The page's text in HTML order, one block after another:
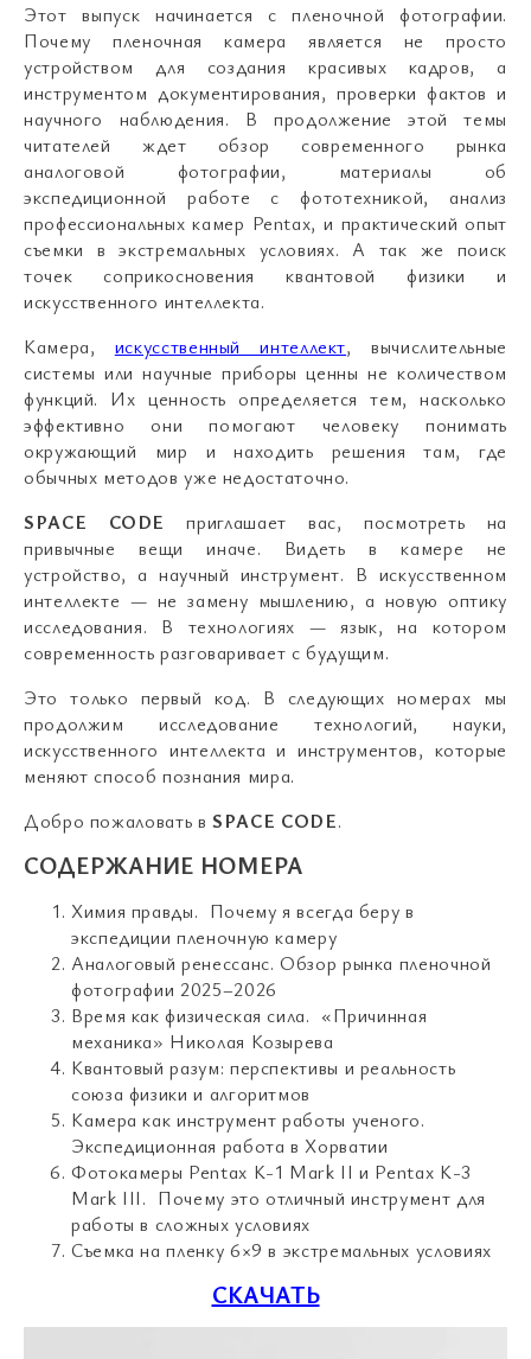
Этот выпуск начинается с пленочной фотографии.
Почему пленочная камера является не просто
устройством для создания красивых кадров, а
инструментом документирования, проверки фактов и
научного наблюдения. В продолжение этой темы
читателей ждет обзор современного рынка
аналоговой фотографии, материалы об
экспедиционной работе с фототехникой, анализ
профессиональных камер Pentax, и практический опыт
съемки в экстремальных условиях. А так же поиск
точек соприкосновения квантовой физики и
искусственного интеллекта.
Камера, искусственный интеллект, вычислительные
системы или научные приборы ценны не количеством
функций. Их ценность определяется тем, насколько
эффективно они помогают человеку понимать
окружающий мир и находить решения там, где
обычных методов уже недостаточно.
SPACE CODE приглашает вас, посмотреть на
привычные вещи иначе. Видеть в камере не
устройство, а научный инструмент. В искусственном
интеллекте — не замену мышлению, а новую оптику
исследования. В технологиях — язык, на котором
современность разговаривает с будущим.
Это только первый код. В следующих номерах мы
продолжим исследование технологий, науки,
искусственного интеллекта и инструментов, которые
меняют способ познания мира.
Добро пожаловать вSPACE CODE.
СОДЕРЖАНИЕ НОМЕРА
Химия правды. Почему я всегда беру в
экспедиции пленочную камеру
Аналоговый ренессанс. Обзор рынка пленочной
фотографии 2025–2026
Время как физическая сила. «Причинная
механика» Николая Козырева
Квантовый разум: перспективы и реальность
союза физики и алгоритмов
Камера как инструмент работы ученого.
Экспедиционная работа в Хорватии
Фотокамеры Pentax K-1 Mark II и Pentax K-3
Mark III. Почему это отличный инструмент для
работы в сложных условиях
Съемка на пленку 6×9 в экстремальных условиях
СКАЧАТЬ